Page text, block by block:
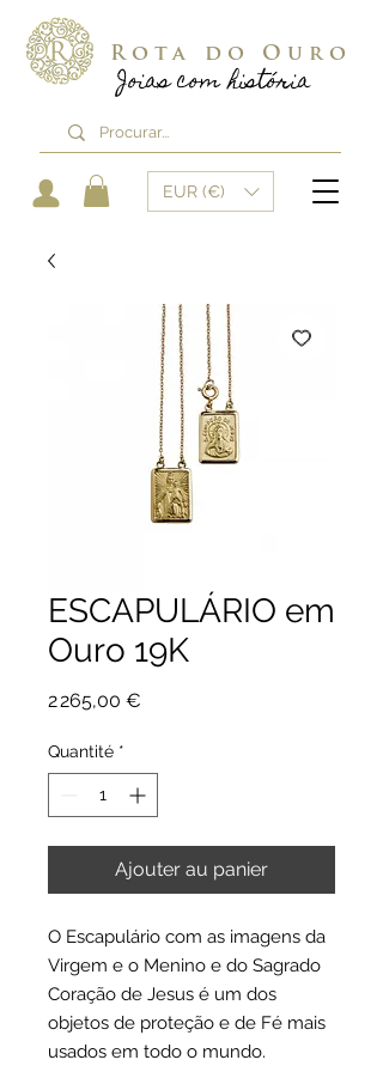
Joias com história
Rota do Ouro
EUR (€)
ESCAPULÁRIO em
Ouro 19K
2 265,00 €
Quantité *
Ajouter au panier
O Escapulário com as imagens da
Virgem e o Menino e do Sagrado
Coração de Jesus é um dos
objetos de proteção e de Fé mais
usados em todo o mundo.